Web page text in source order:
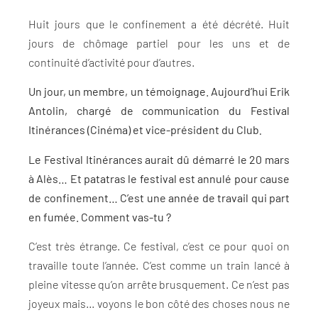
Huit jours que le confinement a été décrété. Huit
jours de chômage partiel pour les uns et de
continuité d’activité pour d’autres.
Un jour, un membre, un témoignage. Aujourd’hui Erik
Antolin, chargé de communication du Festival
Itinérances (Cinéma) et vice-président du Club
Le Festival Itinérances aurait dû démarré le 20 mars
à Alès… Et patatras le festival est annulé pour cause
de confinement… C’est une année de travail qui part
en fumée. Comment vas-tu ?
C’est très étrange. Ce festival, c’est ce pour quoi on
travaille toute l’année. C’est comme un train lancé à
pleine vitesse qu’on arrête brusquement. Ce n’est pas
joyeux mais… voyons le bon côté des choses nous ne